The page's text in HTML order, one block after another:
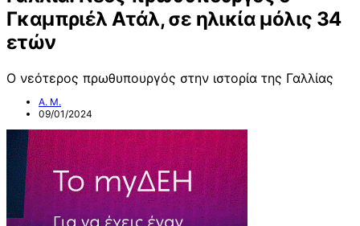
Γκαμπριέλ Ατάλ, σε ηλικία μόλις 34
ετών
Ο νεότερος πρωθυπουργός στην ιστορία της Γαλλίας
Α. Μ.
09/01/2024